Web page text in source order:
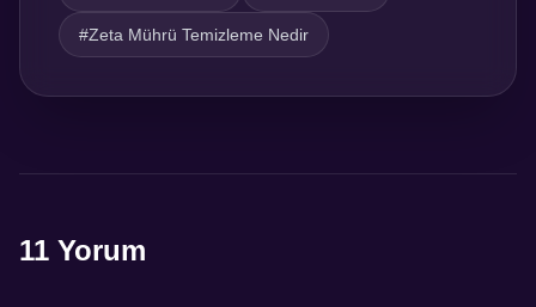
#Zeta Mührü Temizleme Nedir
11 Yorum